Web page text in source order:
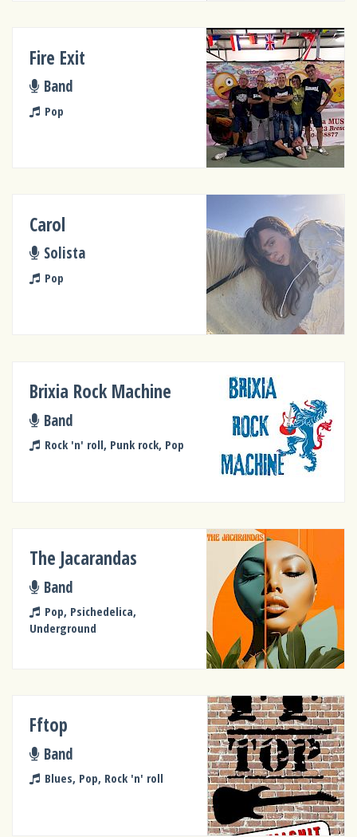
Fire Exit
Band
Pop
Carol
Solista
Pop
Brixia Rock Machine
Band
Rock 'n' roll, Punk rock, Pop
The Jacarandas
Band
Pop, Psichedelica,
Underground
Fftop
Band
Blues, Pop, Rock 'n' roll